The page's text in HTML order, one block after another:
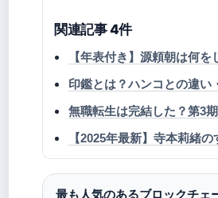
関連記事 4件
【年表付き】源頼朝は何
印鑑とは？ハンコとの違い
無職転生は完結した？第3
【2025年最新】寺本莉緒
最も人気のあるブロックチェ